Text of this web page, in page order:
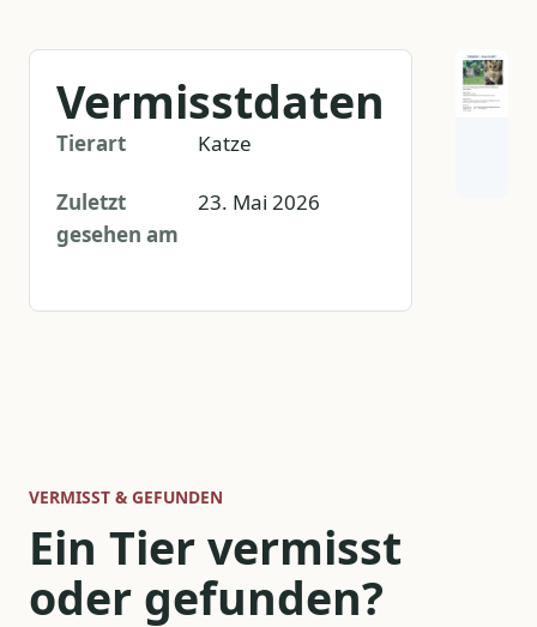
Vermisstdaten
Tierart Katze
Zuletzt
gesehen am
23. Mai 2026
VERMISST & GEFUNDEN
Ein Tier vermisst
oder gefunden?